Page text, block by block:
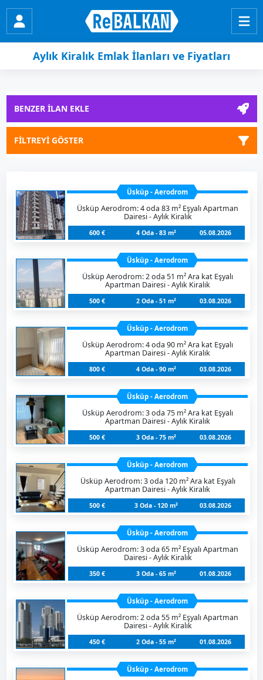
Aylık Kiralık Emlak İlanları ve Fiyatları
BENZER İLAN EKLE
FILTREYI GÖSTER
Üsküp - Aerodrom
Üsküp Aerodrom: 4 oda 83 m² Eşyalı Apartman
Dairesi - Aylık Kiralık
600 € 4 Oda - 83 m² 05.08.2026
Üsküp - Aerodrom
Üsküp Aerodrom: 2 oda 51 m² Ara kat Eşyalı
Apartman Dairesi - Aylık Kiralık
500 € 2 Oda - 51 m² 03.08.2026
Üsküp - Aerodrom
Üsküp Aerodrom: 4 oda 90 m² Ara kat Eşyalı
Apartman Dairesi - Aylık Kiralık
800 € 4 Oda - 90 m² 03.08.2026
Üsküp - Aerodrom
Üsküp Aerodrom: 3 oda 75 m² Ara kat Eşyalı
Apartman Dairesi - Aylık Kiralık
500 € 3 Oda - 75 m² 03.08.2026
Üsküp - Aerodrom
Üsküp Aerodrom: 3 oda 120 m² Ara kat Eşyalı
Apartman Dairesi - Aylık Kiralık
500 € 3 Oda - 120 m² 03.08.2026
Üsküp - Aerodrom
Üsküp Aerodrom: 3 oda 65 m² Eşyalı Apartman
Dairesi - Aylık Kiralık
350 € 3 Oda - 65 m² 01.08.2026
Üsküp - Aerodrom
Üsküp Aerodrom: 2 oda 55 m² Eşyalı Apartman
Dairesi - Aylık Kiralık
450 € 2 Oda - 55 m² 01.08.2026
Üsküp - Aerodrom